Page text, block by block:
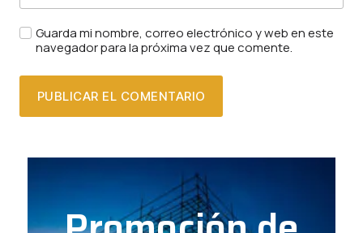
Guarda mi nombre, correo electrónico y web en este
navegador para la próxima vez que comente.